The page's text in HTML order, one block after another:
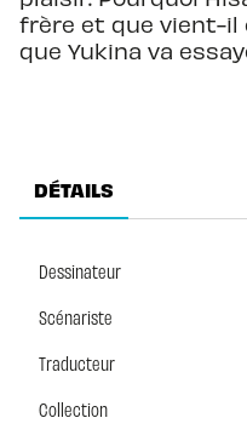
frère et que vient-il
que Yukina va
DÉTAILS
Dessinateur
Scénariste
Traducteur
Collection